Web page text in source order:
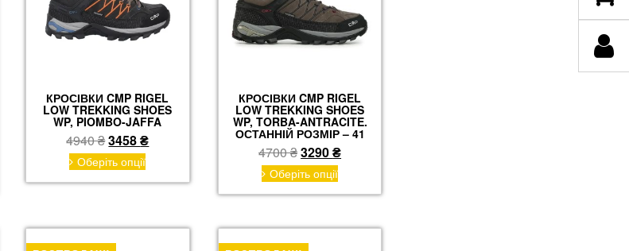
КРОСІВКИ CMP RIGEL
LOW TREKKING SHOES
WP, PIOMBO-JAFFA
4940₴Оригінальна
ціна:
4940 ₴.
3458₴Поточна
Оберіть опціїЦей
товар
має
КРОСІВКИ CMP RIGEL
LOW TREKKING SHOES
WP, TORBA-ANTRACITE.
ОСТАННІЙ РОЗМІР – 41
4700₴Оригінальна
ціна:
4700 ₴.
3290₴Поточна
Оберіть опціїЦей
товар
має
варіантів.